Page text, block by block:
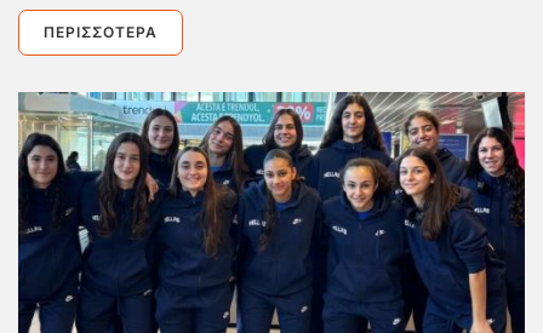
ΠΕΡΙΣΣΌΤΕΡΑ